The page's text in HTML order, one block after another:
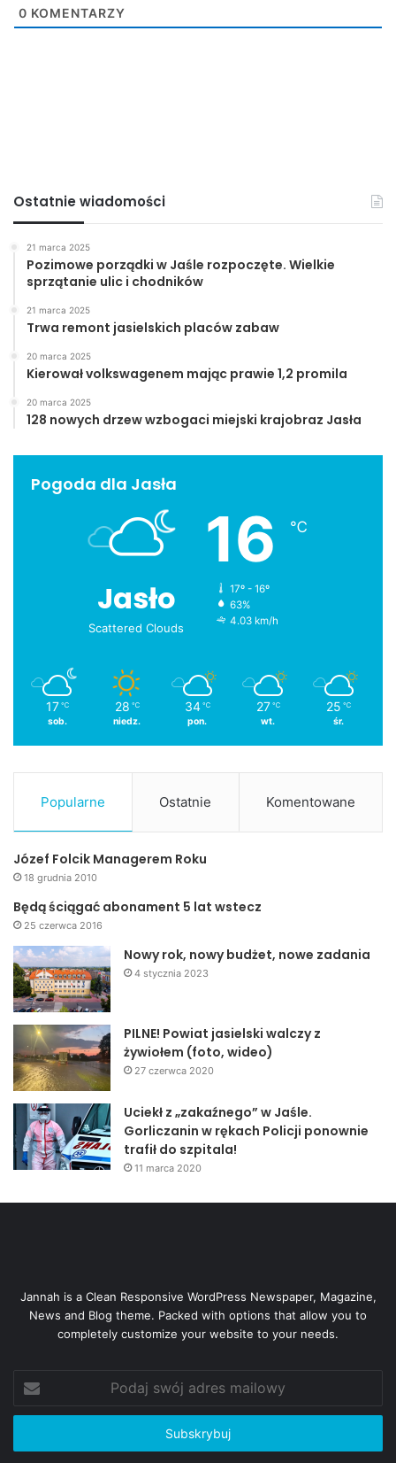
0 KOMENTARZY
Ostatnie wiadomości
21 marca 2025
Pozimowe porządki w Jaśle rozpoczęte. Wielkie
sprzątanie ulic i chodników
21 marca 2025
Trwa remont jasielskich placów zabaw
20 marca 2025
Kierował volkswagenem mając prawie 1,2 promila
20 marca 2025
128 nowych drzew wzbogaci miejski krajobraz Jasła
Pogoda dla Jasła
Jasło
Scattered Clouds
16 ℃
17º - 16º
63%
4.03 km/h
17 ℃
sob.
28 ℃
niedz.
34 ℃
pon.
27 ℃
wt.
25 ℃
śr.
Popularne Ostatnie Komentowane
Józef Folcik Managerem Roku
18 grudnia 2010
Będą ściągać abonament 5 lat wstecz
25 czerwca 2016
Nowy rok, nowy budżet, nowe zadania
4 stycznia 2023
PILNE! Powiat jasielski walczy z
żywiołem (foto, wideo)
27 czerwca 2020
Uciekł z „zakaźnego” w Jaśle.
Gorliczanin w rękach Policji ponownie
trafił do szpitala!
11 marca 2020
Jannah is a Clean Responsive WordPress Newspaper, Magazine,
News and Blog theme. Packed with options that allow you to
completely customize your website to your needs.
swój
adres